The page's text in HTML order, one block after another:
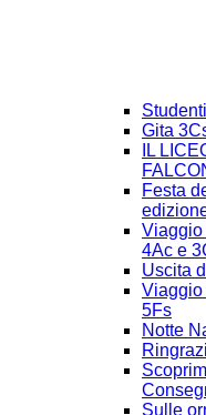
Gita
IL
Festa
Viaggio
4Ac e
Uscita
Viaggio
5Fs
Notte
Sulle